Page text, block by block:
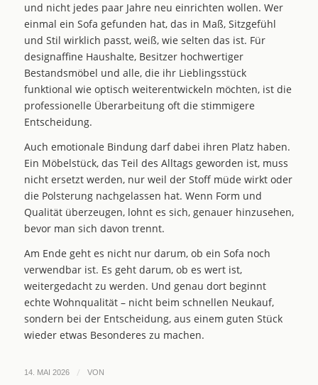
und nicht jedes paar Jahre neu einrichten wollen. Wer
einmal ein Sofa gefunden hat, das in Maß, Sitzgefühl
und Stil wirklich passt, weiß, wie selten das ist. Für
designaffine Haushalte, Besitzer hochwertiger
Bestandsmöbel und alle, die ihr Lieblingsstück
funktional wie optisch weiterentwickeln möchten, ist die
professionelle Überarbeitung oft die stimmigere
Entscheidung.
Auch emotionale Bindung darf dabei ihren Platz haben.
Ein Möbelstück, das Teil des Alltags geworden ist, muss
nicht ersetzt werden, nur weil der Stoff müde wirkt oder
die Polsterung nachgelassen hat. Wenn Form und
Qualität überzeugen, lohnt es sich, genauer hinzusehen,
bevor man sich davon trennt.
Am Ende geht es nicht nur darum, ob ein Sofa noch
verwendbar ist. Es geht darum, ob es wert ist,
weitergedacht zu werden. Und genau dort beginnt
echte Wohnqualität – nicht beim schnellen Neukauf,
sondern bei der Entscheidung, aus einem guten Stück
wieder etwas Besonderes zu machen.
14. MAI 2026 / VON